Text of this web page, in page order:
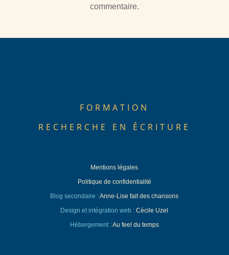
commentaire.
FORMATION
RECHERCHE EN ÉCRITURE
Mentions légales
Politique de confidentialité
Blog secondaire :Anne-Lise fait des chansons
Design et intégration web :Cécile Uzel
Hébergement :Au feel du temps